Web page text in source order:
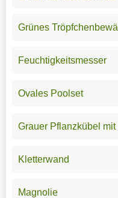
Grünes
Feuchtigkeitsmesser
Ovales Poolset
Grauer Pflanzkübel
Kletterwand
Magnolie